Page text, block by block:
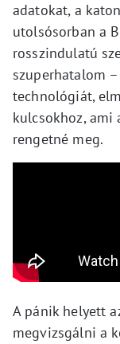
adatokat, a
utolsósorban a
rosszindulatú
szuperhatalom
technológiát,
kulcsokhoz,
rengetné meg.
A pánik helyett
megvizsgálni a